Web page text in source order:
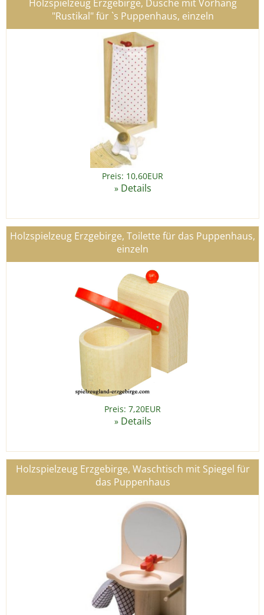
Holzspielzeug Erzgebirge, Dusche mit Vorhang
"Rustikal" für `s Puppenhaus, einzeln
Preis: 10,60EUR
» Details
Holzspielzeug Erzgebirge, Toilette für das Puppenhaus,
einzeln
Preis: 7,20EUR
» Details
Holzspielzeug Erzgebirge, Waschtisch mit Spiegel für
das Puppenhaus